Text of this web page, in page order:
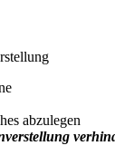
abzulegen